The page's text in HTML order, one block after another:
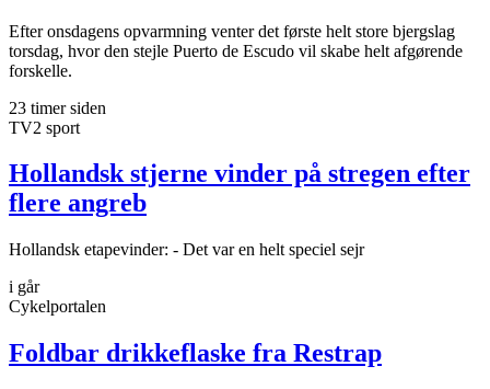
Efter onsdagens opvarmning venter det første helt store bjergslag
torsdag, hvor den stejle Puerto de Escudo vil skabe helt afgørende
forskelle.
23 timer siden
TV2 sport
Hollandsk stjerne vinder på stregen efter
flere angreb
Hollandsk etapevinder: - Det var en helt speciel sejr
i går
Cykelportalen
Foldbar drikkeflaske fra Restrap